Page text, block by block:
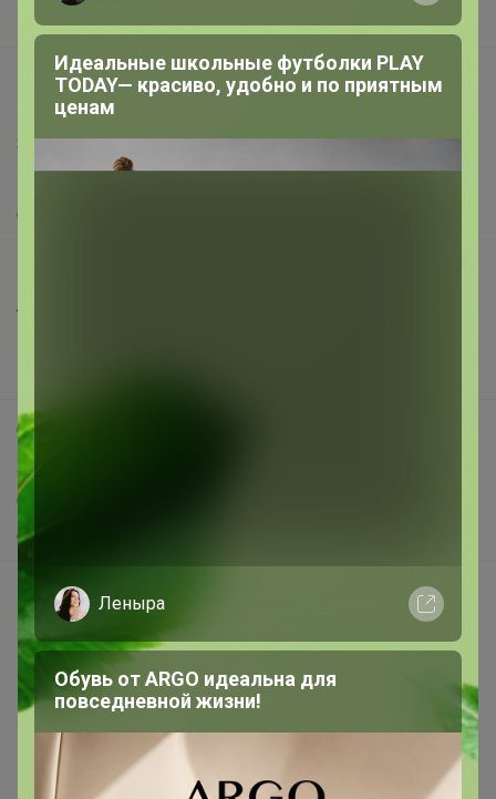
Вакансии
support@24-ok.ru
Написать в поддержку
Защита покупателя
О нас
Анонсы
Самое выгодное
Хиты продаж
Самое желанное
Самое быстрое
Начать зарабатывать с 24-ok
Picabox.ru - Лучшее место для ваших изображений
Розыгрыш - Генератор случайных чисел
Пульс нашего маркетплейса
Укорачиватель ссылок
Идеальные школьные футболки PLAY
TODAY— красиво, удобно и по приятным
ценам
Леныра
Обувь от ARGO идеальна для
повседневной жизни!